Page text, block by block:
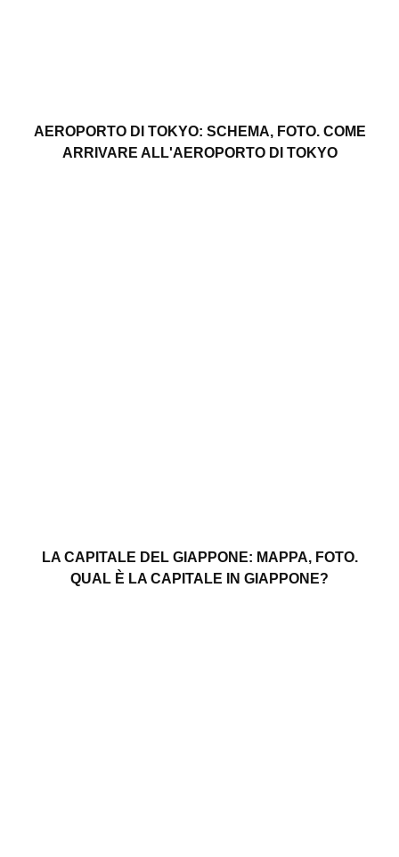
AEROPORTO DI TOKYO: SCHEMA, FOTO. COME
ARRIVARE ALL'AEROPORTO DI TOKYO
LA CAPITALE DEL GIAPPONE: MAPPA, FOTO.
QUAL È LA CAPITALE IN GIAPPONE?